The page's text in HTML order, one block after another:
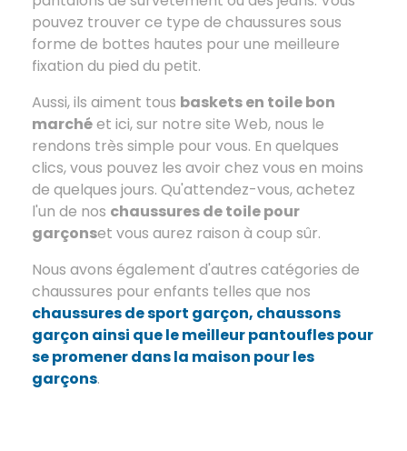
pouvez trouver ce type de chaussures sous
forme de bottes hautes pour une meilleure
fixation du pied du petit.
Aussi, ils aiment tous baskets en toile bon
marchéet ici, sur notre site Web, nous le
rendons très simple pour vous. En quelques
clics, vous pouvez les avoir chez vous en moins
de quelques jours. Qu'attendez-vous, achetez
l'un de nos chaussures de toile pour
garçonset vous aurez raison à coup sûr.
Nous avons également d'autres catégories de
chaussures pour enfants telles que nos
chaussures de sport garçon, chaussons
garçon ainsi que le meilleurpantoufles pour
se promener dans la maison pour les
garçons.